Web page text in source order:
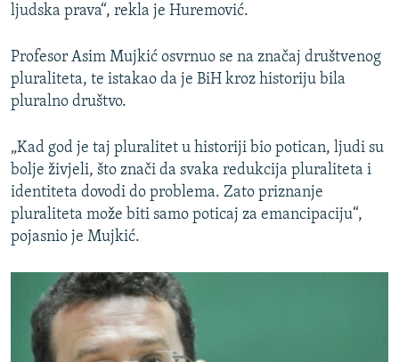
ljudska prava“, rekla je Huremović.
Profesor Asim Mujkić osvrnuo se na značaj društvenog
pluraliteta, te istakao da je BiH kroz historiju bila
pluralno društvo.
„Kad god je taj pluralitet u historiji bio potican, ljudi su
bolje živjeli, što znači da svaka redukcija pluraliteta i
identiteta dovodi do problema. Zato priznanje
pluraliteta može biti samo poticaj za emancipaciju“,
pojasnio je Mujkić.